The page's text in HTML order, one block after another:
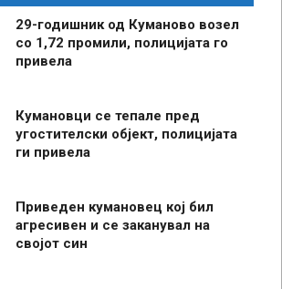
29-годишник од Куманово возел
со 1,72 промили, полицијата го
привела
Кумановци се тепале пред
угостителски објект, полицијата
ги привела
Приведен кумановец кој бил
агресивен и се заканувал на
својот син